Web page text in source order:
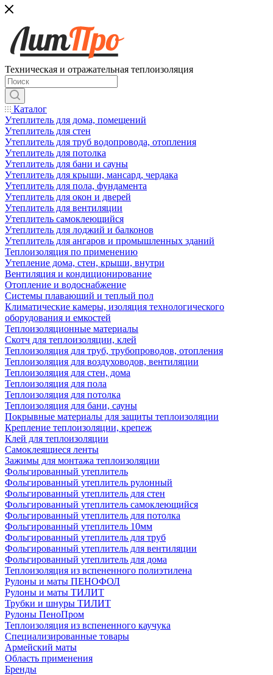
Техническая и отражательная теплоизоляция
Каталог
Утеплитель для дома, помещений
Утеплитель для стен
Утеплитель для труб водопровода, отопления
Утеплитель для потолка
Утеплитель для бани и сауны
Утеплитель для крыши, мансард, чердака
Утеплитель для пола, фундамента
Утеплитель для окон и дверей
Утеплитель для вентиляции
Утеплитель самоклеющийся
Утеплитель для лоджий и балконов
Утеплитель для ангаров и промышленных зданий
Теплоизоляция по применению
Утепление дома, стен, крыши, внутри
Вентиляция и кондиционирование
Отопление и водоснабжение
Системы плавающий и теплый пол
Климатические камеры, изоляция технологического
оборудования и емкостей
Теплоизоляционные материалы
Скотч для теплоизоляции, клей
Теплоизоляция для труб, трубопроводов, отопления
Теплоизоляция для воздуховодов, вентиляции
Теплоизоляция для стен, дома
Теплоизоляция для пола
Теплоизоляция для потолка
Теплоизоляция для бани, сауны
Покрывные материалы для защиты теплоизоляции
Крепление теплоизоляции, крепеж
Клей для теплоизоляции
Самоклеящиеся ленты
Зажимы для монтажа теплоизоляции
Фольгированный утеплитель
Фольгированный утеплитель рулонный
Фольгированный утеплитель для стен
Фольгированный утеплитель самоклеющийся
Фольгированный утеплитель для потолка
Фольгированный утеплитель 10мм
Фольгированный утеплитель для труб
Фольгированный утеплитель для вентиляции
Фольгированный утеплитель для дома
Теплоизоляция из вспененного полиэтилена
Рулоны и маты ПЕНОФОЛ
Рулоны и маты ТИЛИТ
Трубки и шнуры ТИЛИТ
Рулоны ПеноПром
Теплоизоляция из вспененного каучука
Специализированные товары
Армейский маты
Область применения
Бренды